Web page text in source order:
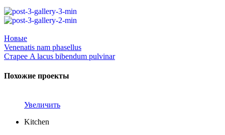
Новые
Venenatis nam phasellus
Старее A lacus bibendum pulvinar
Похожие проекты
Увеличить
Kitchen